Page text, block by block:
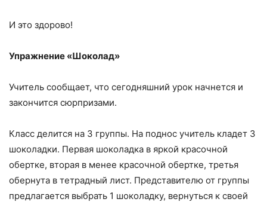
И это здорово!
Упражнение «Шоколад»
Учитель сообщает, что сегодняшний урок начнется и
закончится сюрпризами.
Класс делится на 3 группы. На поднос учитель кладет 3
шоколадки. Первая шоколадка в яркой красочной
обертке, вторая в менее красочной обертке, третья
обернута в тетрадный лист. Представителю от группы
предлагается выбрать 1 шоколадку, вернуться к своей